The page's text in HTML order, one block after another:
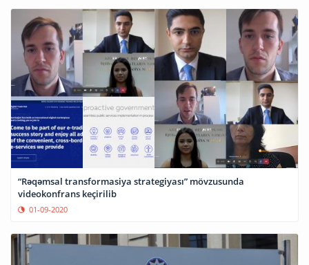
“Rəqəmsal transformasiya strategiyası” mövzusunda
videokonfrans keçirilib
01-09-2020